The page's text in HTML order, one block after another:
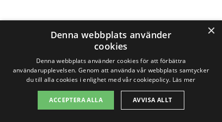
I och med att takrengöring är en
specialiserad tjänst, är det klokt att
kontakta experter som kan garantera
kvalitet. Här är några städer i närheten av
Friggesund där du kan hitta
professionella för takrengöring:
×
Denna webbplats använder
cookies
Denna webbplats använder cookies för att förbättra
användarupplevelsen. Genom att använda vår webbplats samtycker
du till alla cookies i enlighet med vår cookiepolicy. Läs mer
ACCEPTERA ALLA AVVISA ALLT